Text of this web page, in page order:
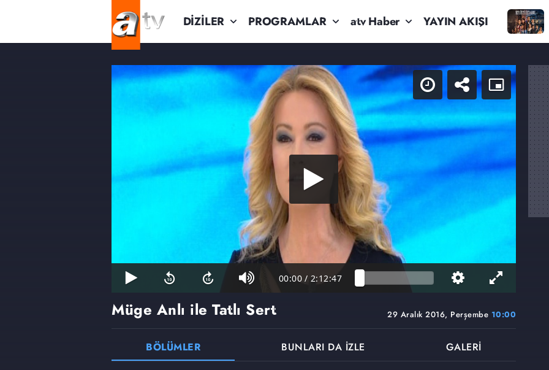
DİZİLER PROGRAMLAR atv Haber YAYIN AKIŞI
00:00 / 2:12:47
29 Aralık 2016, Perşembe 10:00
Müge Anlı ile Tatlı Sert
BÖLÜMLER BUNLARI DA İZLE GALERİ